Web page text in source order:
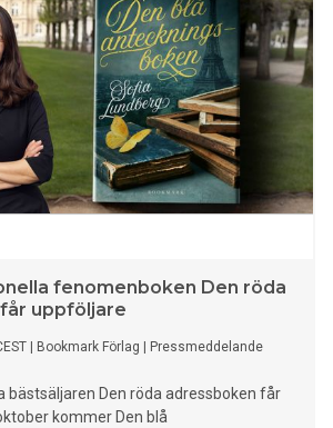
fenomenboken Den röda
uppföljare
Bookmark Förlag Pressmeddelande
bästsäljaren Den röda adressboken får
kommer Den blå